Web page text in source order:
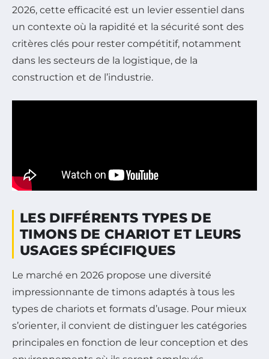
2026, cette efficacité est un levier essentiel dans
un contexte où la rapidité et la sécurité sont des
critères clés pour rester compétitif, notamment
dans les secteurs de la logistique, de la
construction et de l’industrie.
LES DIFFÉRENTS TYPES DE
TIMONS DE CHARIOT ET LEURS
USAGES SPÉCIFIQUES
Le marché en 2026 propose une diversité
impressionnante de timons adaptés à tous les
types de chariots et formats d’usage. Pour mieux
s’orienter, il convient de distinguer les catégories
principales en fonction de leur conception et des